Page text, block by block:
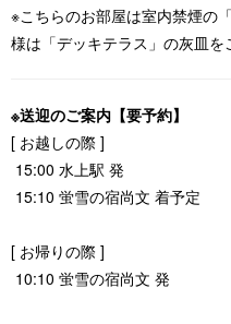
※こちらのお部屋は室内禁煙の
様は「デッキテラス」の灰皿を
※送迎のご案内【要予約】
[ お越しの際 ]
15:00 水上駅 発
15:10 蛍雪の宿尚文 着予定
[ お帰りの際 ]
10:10 蛍雪の宿尚文 発